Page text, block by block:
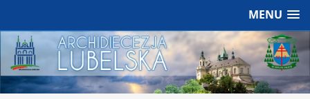
MENU